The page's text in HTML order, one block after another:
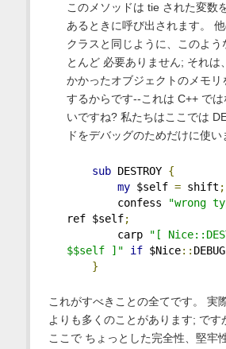
このメソッドは tie された変数
あるときに呼び出されます。
クラスと同じように、このよう
とんど 必要ありません; それは
かかったオブジェクトのメモリ
するからです--これは C++ で
いですね? 私たちはここでは
ドをデバッグのためだけに使い
sub DESTROY {
my $self = shift ;
confess
"wrong
ref $self;
carp
"[
$$self ]"
if $Nice:: DEBUG
}
これがすべきことの全てです。 実
よりも多くのことがあります; です
ここで ちょっとした完全性、堅牢